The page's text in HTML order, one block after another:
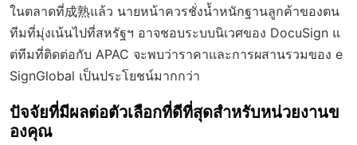
ในตลาดที่成熟แล้ว นายหน้าควรชั่งน้ำหนักฐานลูกค้าของตน
ทีมที่มุ่งเน้นไปที่สหรัฐฯ อาจชอบระบบนิเวศของ DocuSign แ
ต่ทีมที่ติดต่อกับ APAC จะพบว่าราคาและการผสานรวมของ e
SignGlobal เป็นประโยชน์มากกว่า
ปัจจัยที่มีผลต่อตัวเลือกที่ดีที่สุดสำหรับหน่วยงานข
องคุณ